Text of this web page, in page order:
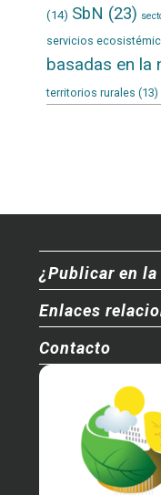
(14) SbN (23)
servicios
basadas en la
territorios rurales (13)
¿Publicar en
Enlaces
Contacto